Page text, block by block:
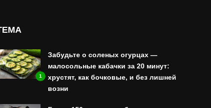
1
Забудьте о соленых огурцах —
малосольные кабачки за 20 минут:
хрустят, как бочковые, и без лишней
возни